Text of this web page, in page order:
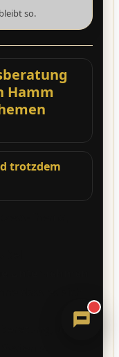
so.
Hamm
trotzdem
und